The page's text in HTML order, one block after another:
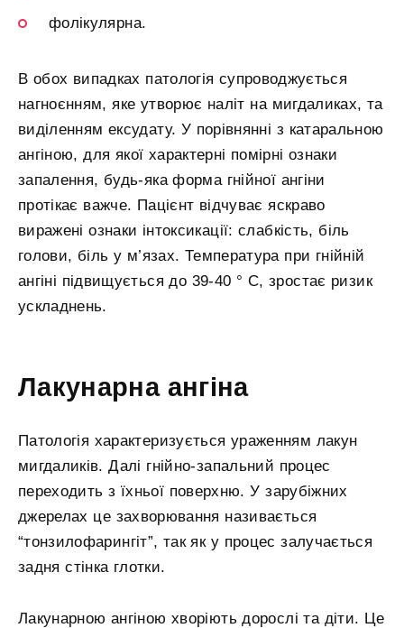
фолікулярна.
В обох випадках патологія супроводжується
нагноєнням, яке утворює наліт на мигдаликах, та
виділенням ексудату. У порівнянні з катаральною
ангіною, для якої характерні помірні ознаки
запалення, будь-яка форма гнійної ангіни
протікає важче. Пацієнт відчуває яскраво
виражені ознаки інтоксикації: слабкість, біль
голови, біль у м’язах. Температура при гнійній
ангіні підвищується до 39-40 ° С, зростає ризик
ускладнень.
Лакунарна ангіна
Патологія характеризується ураженням лакун
мигдаликів. Далі гнійно-запальний процес
переходить з їхньої поверхню. У зарубіжних
джерелах це захворювання називається
“тонзилофарингіт”, так як у процес залучається
задня стінка глотки.
Лакунарною ангіною хворіють дорослі та діти. Це